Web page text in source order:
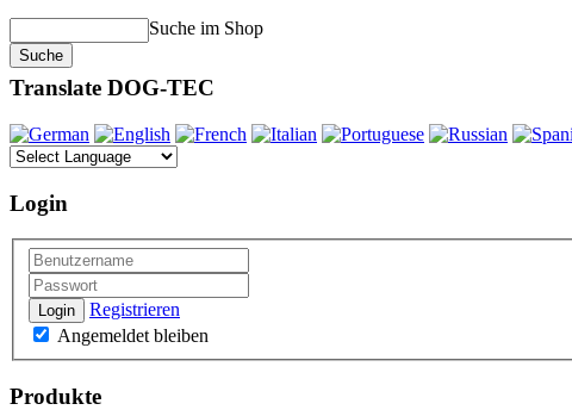
Suche im Shop
Translate DOG-TEC
Login
Login
Registrieren
Angemeldet bleiben
Produkte